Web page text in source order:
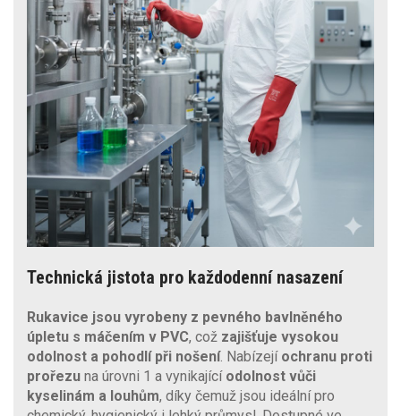
Technická jistota pro každodenní nasazení
Rukavice jsou vyrobeny z pevného bavlněného
úpletu s máčením v PVC, což zajišťuje vysokou
odolnost a pohodlí při nošení. Nabízejí ochranu proti
prořezu na úrovni 1 a vynikající odolnost vůči
kyselinám a louhům, díky čemuž jsou ideální pro